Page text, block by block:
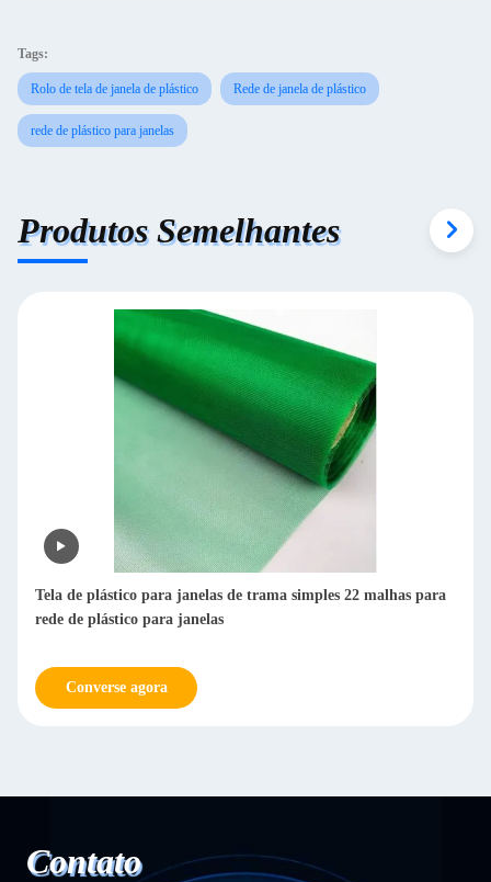
Tags:
Rolo de tela de janela de plástico Rede de janela de plástico
rede de plástico para janelas
Produtos Semelhantes
Tela de plástico para janelas de trama simples 22 malhas para
rede de plástico para janelas
Converse agora
Contato